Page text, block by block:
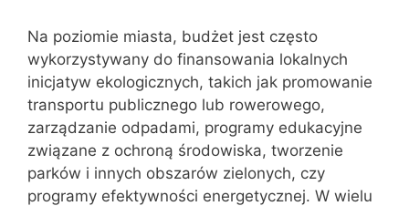
Na poziomie miasta, budżet jest często
wykorzystywany do finansowania lokalnych
inicjatyw ekologicznych, takich jak promowanie
transportu publicznego lub rowerowego,
zarządzanie odpadami, programy edukacyjne
związane z ochroną środowiska, tworzenie
parków i innych obszarów zielonych, czy
programy efektywności energetycznej. W wielu